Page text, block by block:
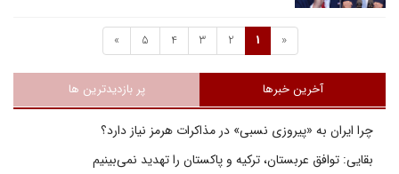
«
1
2
3
4
5
»
آخرین خبرها پر بازدیدترین ها
چرا ایران به «پیروزی نسبی» در مذاکرات هرمز نیاز دارد؟
بقایی: توافق عربستان، ترکیه و پاکستان را تهدید نمی‌بینیم